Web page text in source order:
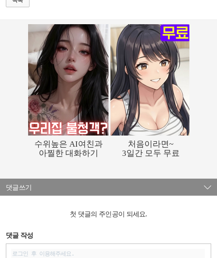
댓글쓰기
첫 댓글의 주인공이 되세요.
댓글 작성